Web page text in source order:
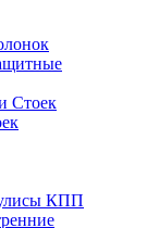
Стоек
КПП